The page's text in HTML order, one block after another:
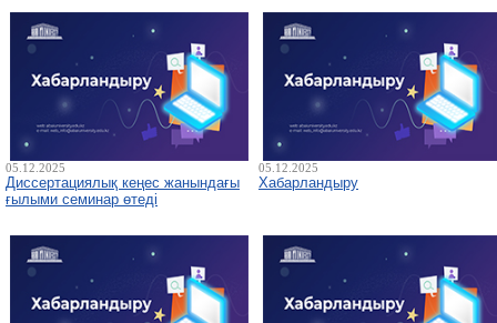
05.12.2025
Диссертациялық кеңес жанындағы
ғылыми семинар өтеді
05.12.2025
Хабарландыру